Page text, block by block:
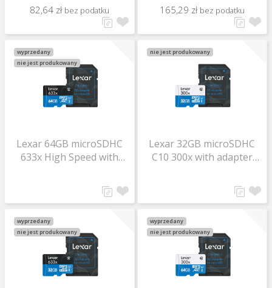
82,64 zł bez podatku 165,29 zł bez podatku
wyprzedany
nie jest produkowany
Lexar 64GB microSDHC
633x High Speed with
nie jest produkowany
Lexar 32GB microSDHC
C10 300x with adapter
wyprzedany
nie jest produkowany
wyprzedany
nie jest produkowany